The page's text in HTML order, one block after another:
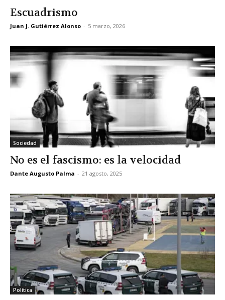
Escuadrismo
Juan J. Gutiérrez Alonso - 5 marzo, 2026
Sociedad
No es el fascismo: es la velocidad
Dante Augusto Palma - 21 agosto, 2025
Política